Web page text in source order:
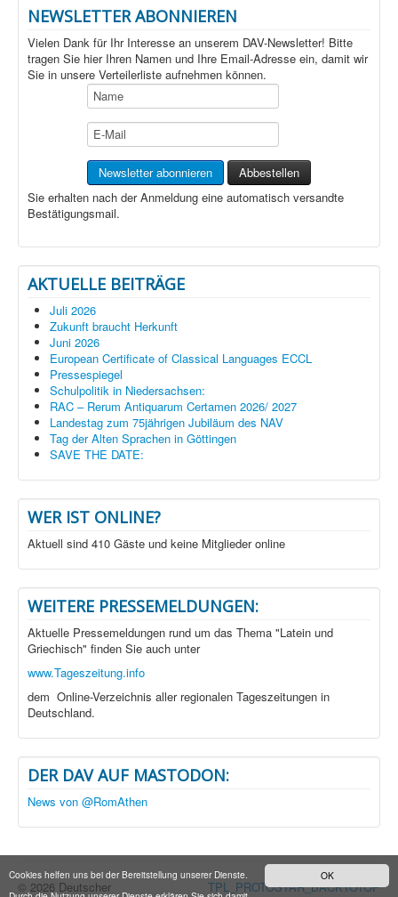
OK
Cookies helfen uns bei der Bereitstellung unserer Dienste.
NEWSLETTER ABONNIEREN
Vielen Dank für Ihr Interesse an unserem DAV-Newsletter! Bitte
tragen Sie hier Ihren Namen und Ihre Email-Adresse ein, damit wir
Sie in unsere Verteilerliste aufnehmen können.
Sie erhalten nach der Anmeldung eine automatisch versandte
Bestätigungsmail.
AKTUELLE BEITRÄGE
Juli 2026
Zukunft braucht Herkunft
Juni 2026
European Certificate of Classical Languages ECCL
Pressespiegel
Schulpolitik in Niedersachsen:
RAC – Rerum Antiquarum Certamen 2026/ 2027
Landestag zum 75jährigen Jubiläum des NAV
Tag der Alten Sprachen in Göttingen
SAVE THE DATE:
WER IST ONLINE?
Aktuell sind 410 Gäste und keine Mitglieder online
WEITERE PRESSEMELDUNGEN:
Aktuelle Pressemeldungen rund um das Thema "Latein und
Griechisch" finden Sie auch unter
www.Tageszeitung.info
dem Online-Verzeichnis aller regionalen Tageszeitungen in
Deutschland.
DER DAV AUF MASTODON:
News von @RomAthen
TPL_PROTOSTAR_BACKTOTOP
© 2026 Deutscher